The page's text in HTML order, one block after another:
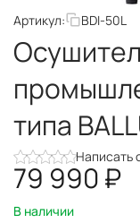
Артикул: BDI-50L
типа
Написать
79 990₽
В наличии